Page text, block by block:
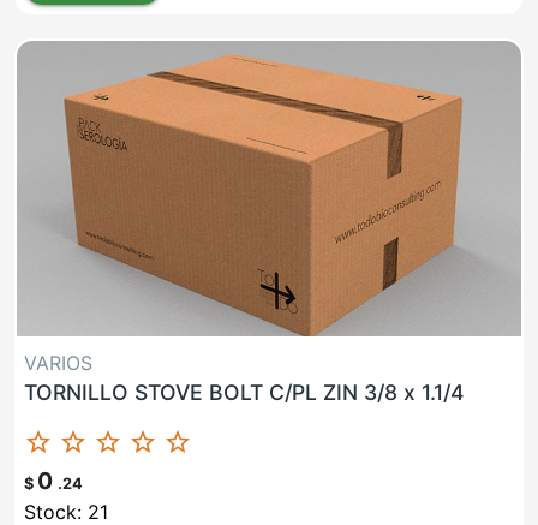
VARIOS
TORNILLO STOVE BOLT C/PL ZIN 3/8 x 1.1/4
star_border star_border star_border star_border star_border
$ 0 .24
Stock: 21